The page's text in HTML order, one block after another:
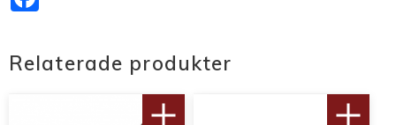
Relaterade produkter